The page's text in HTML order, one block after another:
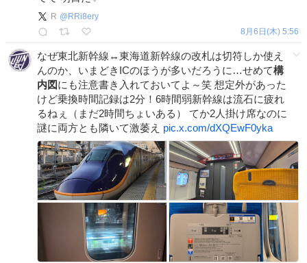
R @ RRi8ery
8月6日(木) 5:56
なぜ東北新幹線↔東海道新幹線の改札は切符しか使え
んのか、いまどきICのほうが多いだろうに…せめて構
内図にも注意書き入れておいてよ～笑 想定外があった
けど乗換時間記録は2分！6時間弱新幹線は流石に疲れ
るねぇ（まだ2時間ちょいある） てか2人掛け席なのに
謎に両方とも隣いて激萎え pic.x.com/dXQEwF0yka